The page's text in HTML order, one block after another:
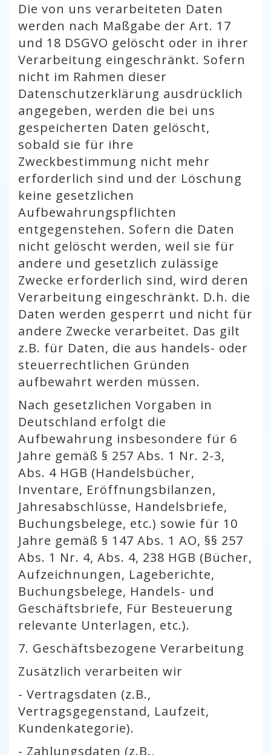
Die von uns verarbeiteten Daten
werden nach Maßgabe der Art. 17
und 18 DSGVO gelöscht oder in ihrer
Verarbeitung eingeschränkt. Sofern
nicht im Rahmen dieser
Datenschutzerklärung ausdrücklich
angegeben, werden die bei uns
gespeicherten Daten gelöscht,
sobald sie für ihre
Zweckbestimmung nicht mehr
erforderlich sind und der Löschung
keine gesetzlichen
Aufbewahrungspflichten
entgegenstehen. Sofern die Daten
nicht gelöscht werden, weil sie für
andere und gesetzlich zulässige
Zwecke erforderlich sind, wird deren
Verarbeitung eingeschränkt. D.h. die
Daten werden gesperrt und nicht für
andere Zwecke verarbeitet. Das gilt
z.B. für Daten, die aus handels- oder
steuerrechtlichen Gründen
aufbewahrt werden müssen.
Nach gesetzlichen Vorgaben in
Deutschland erfolgt die
Aufbewahrung insbesondere für 6
Jahre gemäß § 257 Abs. 1 Nr. 2-3,
Abs. 4 HGB (Handelsbücher,
Inventare, Eröffnungsbilanzen,
Jahresabschlüsse, Handelsbriefe,
Buchungsbelege, etc.) sowie für 10
Jahre gemäß § 147 Abs. 1 AO, §§ 257
Abs. 1 Nr. 4, Abs. 4, 238 HGB (Bücher,
Aufzeichnungen, Lageberichte,
Buchungsbelege, Handels- und
Geschäftsbriefe, Für Besteuerung
relevante Unterlagen, etc.).
7. Geschäftsbezogene Verarbeitung
Zusätzlich verarbeiten wir
- Vertragsdaten (z.B.,
Vertragsgegenstand, Laufzeit,
Kundenkategorie).
- Zahlungsdaten (z.B.,